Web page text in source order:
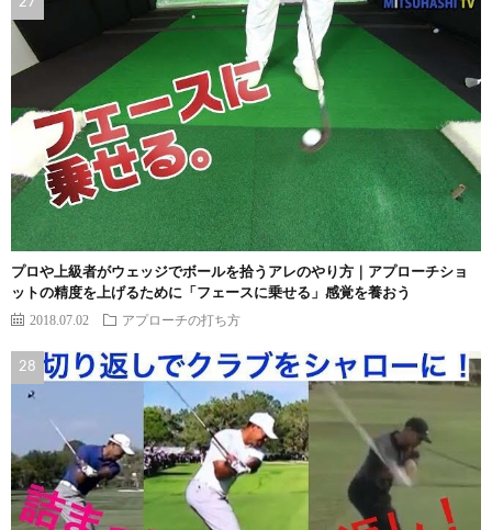
プロや上級者がウェッジでボールを拾うアレのやり方｜アプローチショ
ットの精度を上げるために「フェースに乗せる」感覚を養おう
2018.07.02 アプローチの打ち方